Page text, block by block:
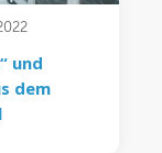
und
dem